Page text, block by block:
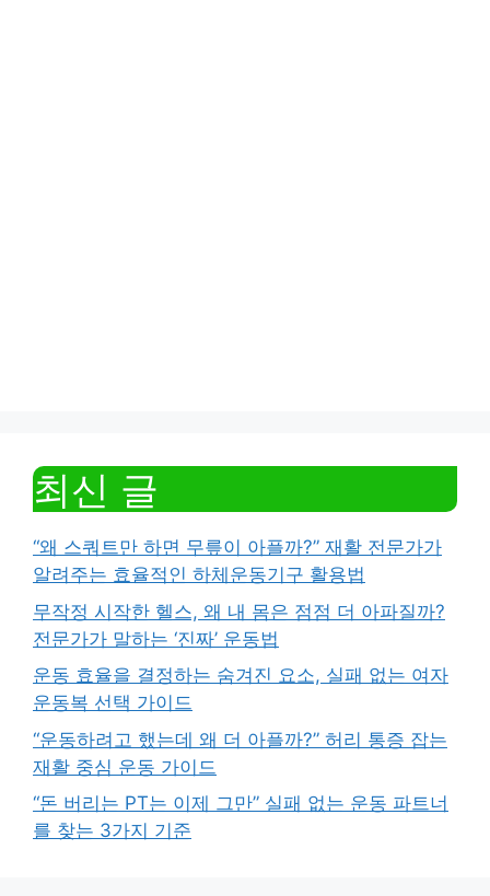
최신 글
“왜 스쿼트만 하면 무릎이 아플까?” 재활 전문가가
알려주는 효율적인 하체운동기구 활용법
무작정 시작한 헬스, 왜 내 몸은 점점 더 아파질까?
전문가가 말하는 ‘진짜’ 운동법
운동 효율을 결정하는 숨겨진 요소, 실패 없는 여자
운동복 선택 가이드
“운동하려고 했는데 왜 더 아플까?” 허리 통증 잡는
재활 중심 운동 가이드
“돈 버리는 PT는 이제 그만” 실패 없는 운동 파트너
를 찾는 3가지 기준